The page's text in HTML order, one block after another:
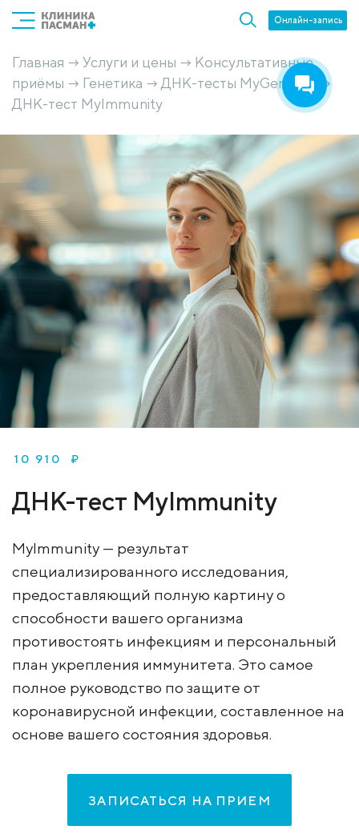
Онлайн-запись
Главная → Услуги и цены → Консультативные
приёмы → Генетика → ДНК-тесты MyGenetics →
ДНК-тест MyImmunity
10 910 ₽
ДНК-тест MyImmunity
MyImmunity — результат
специализированного исследования,
предоставляющий полную картину о
способности вашего организма
противостоять инфекциям и персональный
план укрепления иммунитета. Это самое
полное руководство по защите от
коронавирусной инфекции, составленное на
основе вашего состояния здоровья.
ЗАПИСАТЬСЯ НА ПРИЕМ